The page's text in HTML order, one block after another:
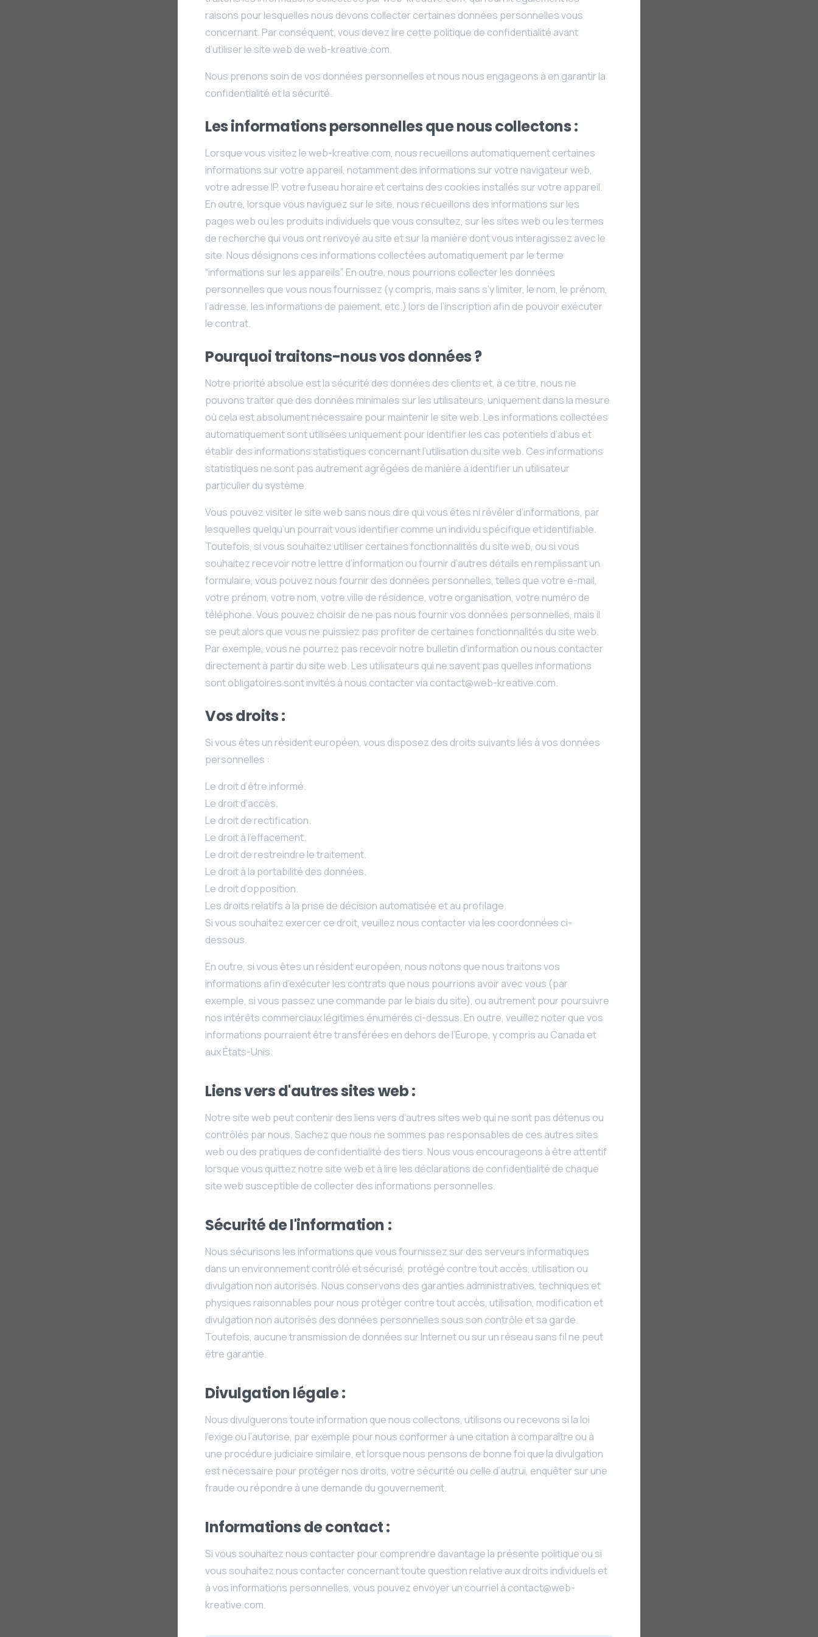
raisons pour lesquelles nous devons collecter certaines données personnelles vous
concernant. Par conséquent, vous devez lire cette politique de confidentialité avant
d’utiliser le site web de web-kreative.com.
Nous prenons soin de vos données personnelles et nous nous engageons à en garantir la
confidentialité et la sécurité.
Les informations personnelles que nous collectons :
Lorsque vous visitez le web-kreative.com, nous recueillons automatiquement certaines
informations sur votre appareil, notamment des informations sur votre navigateur web,
votre adresse IP, votre fuseau horaire et certains des cookies installés sur votre appareil.
En outre, lorsque vous naviguez sur le site, nous recueillons des informations sur les
pages web ou les produits individuels que vous consultez, sur les sites web ou les termes
de recherche qui vous ont renvoyé au site et sur la manière dont vous interagissez avec le
site. Nous désignons ces informations collectées automatiquement par le terme
“informations sur les appareils”. En outre, nous pourrions collecter les données
personnelles que vous nous fournissez (y compris, mais sans s’y limiter, le nom, le prénom,
l’adresse, les informations de paiement, etc.) lors de l’inscription afin de pouvoir exécuter
le contrat.
Pourquoi traitons-nous vos données ?
Notre priorité absolue est la sécurité des données des clients et, à ce titre, nous ne
pouvons traiter que des données minimales sur les utilisateurs, uniquement dans la mesure
où cela est absolument nécessaire pour maintenir le site web. Les informations collectées
automatiquement sont utilisées uniquement pour identifier les cas potentiels d’abus et
établir des informations statistiques concernant l’utilisation du site web. Ces informations
statistiques ne sont pas autrement agrégées de manière à identifier un utilisateur
particulier du système.
Vous pouvez visiter le site web sans nous dire qui vous êtes ni révéler d’informations, par
lesquelles quelqu’un pourrait vous identifier comme un individu spécifique et identifiable.
Toutefois, si vous souhaitez utiliser certaines fonctionnalités du site web, ou si vous
souhaitez recevoir notre lettre d’information ou fournir d’autres détails en remplissant un
formulaire, vous pouvez nous fournir des données personnelles, telles que votre e-mail,
votre prénom, votre nom, votre ville de résidence, votre organisation, votre numéro de
téléphone. Vous pouvez choisir de ne pas nous fournir vos données personnelles, mais il
se peut alors que vous ne puissiez pas profiter de certaines fonctionnalités du site web.
Par exemple, vous ne pourrez pas recevoir notre bulletin d’information ou nous contacter
directement à partir du site web. Les utilisateurs qui ne savent pas quelles informations
sont obligatoires sont invités à nous contacter via contact@web-kreative.com.
Vos droits :
Si vous êtes un résident européen, vous disposez des droits suivants liés à vos données
personnelles :
Le droit d’être informé.
Le droit d’accès.
Le droit de rectification.
Le droit à l’effacement.
Le droit de restreindre le traitement.
Le droit à la portabilité des données.
Le droit d’opposition.
Les droits relatifs à la prise de décision automatisée et au profilage.
Si vous souhaitez exercer ce droit, veuillez nous contacter via les coordonnées ci-
dessous.
En outre, si vous êtes un résident européen, nous notons que nous traitons vos
informations afin d’exécuter les contrats que nous pourrions avoir avec vous (par
exemple, si vous passez une commande par le biais du site), ou autrement pour poursuivre
nos intérêts commerciaux légitimes énumérés ci-dessus. En outre, veuillez noter que vos
informations pourraient être transférées en dehors de l’Europe, y compris au Canada et
aux États-Unis.
Liens vers d'autres sites web :
Notre site web peut contenir des liens vers d’autres sites web qui ne sont pas détenus ou
contrôlés par nous. Sachez que nous ne sommes pas responsables de ces autres sites
web ou des pratiques de confidentialité des tiers. Nous vous encourageons à être attentif
lorsque vous quittez notre site web et à lire les déclarations de confidentialité de chaque
site web susceptible de collecter des informations personnelles.
Sécurité de l'information :
Nous sécurisons les informations que vous fournissez sur des serveurs informatiques
dans un environnement contrôlé et sécurisé, protégé contre tout accès, utilisation ou
divulgation non autorisés. Nous conservons des garanties administratives, techniques et
physiques raisonnables pour nous protéger contre tout accès, utilisation, modification et
divulgation non autorisés des données personnelles sous son contrôle et sa garde.
Toutefois, aucune transmission de données sur Internet ou sur un réseau sans fil ne peut
être garantie.
Divulgation légale :
Nous divulguerons toute information que nous collectons, utilisons ou recevons si la loi
l’exige ou l’autorise, par exemple pour nous conformer à une citation à comparaître ou à
une procédure judiciaire similaire, et lorsque nous pensons de bonne foi que la divulgation
est nécessaire pour protéger nos droits, votre sécurité ou celle d’autrui, enquêter sur une
fraude ou répondre à une demande du gouvernement.
Informations de contact :
Si vous souhaitez nous contacter pour comprendre davantage la présente politique ou si
vous souhaitez nous contacter concernant toute question relative aux droits individuels et
à vos informations personnelles, vous pouvez envoyer un courriel à contact@web-
kreative.com.